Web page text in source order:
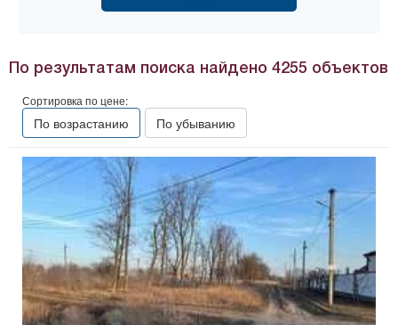
По результатам поиска найдено 4255 объектов
Сортировка по цене:
По возрастанию По убыванию